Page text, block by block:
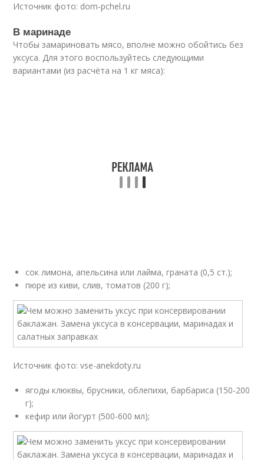
Источник фото: dom-pchel.ru
В маринаде
Чтобы замариновать мясо, вполне можно обойтись без
уксуса. Для этого воспользуйтесь следующими
вариантами (из расчёта на 1 кг мяса):
сок лимона, апельсина или лайма, граната (0,5 ст.);
пюре из киви, слив, томатов (200 г);
Источник фото: vse-anekdoty.ru
ягоды клюквы, брусники, облепихи, барбариса (150-200
г);
кефир или йогурт (500-600 мл);